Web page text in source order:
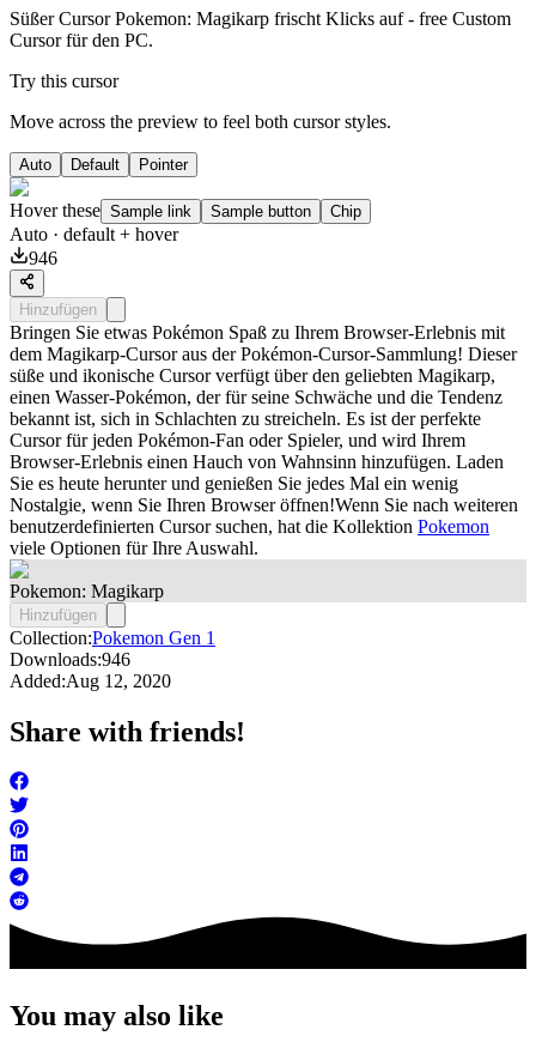
Süßer Cursor Pokemon: Magikarp frischt Klicks auf - free Custom
Cursor für den PC.
Try this cursor
Move across the preview to feel both cursor styles.
Auto Default Pointer
Hover these Sample link Sample button Chip
Auto · default + hover
946
Hinzufügen
Bringen Sie etwas Pokémon Spaß zu Ihrem Browser-Erlebnis mit
dem Magikarp-Cursor aus der Pokémon-Cursor-Sammlung! Dieser
süße und ikonische Cursor verfügt über den geliebten Magikarp,
einen Wasser-Pokémon, der für seine Schwäche und die Tendenz
bekannt ist, sich in Schlachten zu streicheln. Es ist der perfekte
Cursor für jeden Pokémon-Fan oder Spieler, und wird Ihrem
Browser-Erlebnis einen Hauch von Wahnsinn hinzufügen. Laden
Sie es heute herunter und genießen Sie jedes Mal ein wenig
Nostalgie, wenn Sie Ihren Browser öffnen!Wenn Sie nach weiteren
benutzerdefinierten Cursor suchen, hat die Kollektion Pokemon
viele Optionen für Ihre Auswahl.
Pokemon: Magikarp
Hinzufügen
Collection:Pokemon Gen 1
Downloads:946
Added:Aug 12, 2020
Share with friends!
You may also like